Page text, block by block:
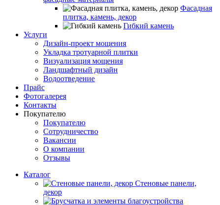
Фасадная
плитка, камень, декор
Гибкий камень
Услуги
Дизайн-проект мощения
Укладка тротуарной плитки
Визуализация мощения
Ландшафтный дизайн
Водоотведение
Прайс
Фотогалерея
Контакты
Покупателю
Покупателю
Сотрудничество
Вакансии
О компании
Отзывы
Каталог
Стеновые панели,
декор